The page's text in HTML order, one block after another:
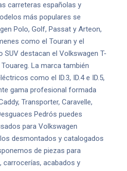
carreteras españolas y
más populares se
Polo, Golf, Passat y Arteon,
como el Touran y el
SUV destacan el Volkswagen T-
La marca también
como el ID.3, ID.4 e ID.5,
gama profesional formada
Transporter, Caravelle,
Pedrós puedes
para Volkswagen
desmontados y catalogados
de piezas para
carrocerías, acabados y